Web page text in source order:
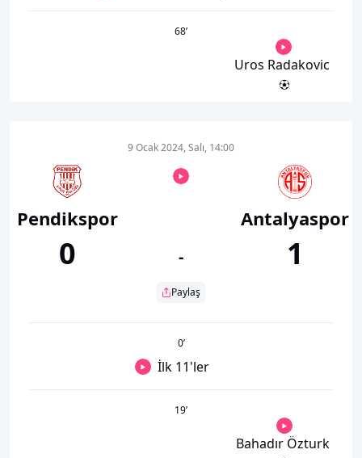
68’
Uros Radakovic
Pendikspor
0
9 Ocak 2024, Salı, 14:00
-
Paylaş
Antalyaspor
1
0’
İlk 11'ler
19’
Bahadır Özturk